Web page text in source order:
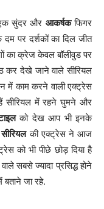
सुंदर और आकर्षकफिगर
पर दर्शकों का दिल जीत
का क्रेज केवल बॉलीवुड पर
कर देखे जाने वाले सीरियल
में काम करने वाली एक्ट्रेस
सीरियल में रहने घुमने और
को देख आप भी इनके
सीरियलकी एक्ट्रेस ने आज
को भी पीछे छोड़ दिया है
सबसे ज्यादा प्रसिद्ध होने
जा रहे.